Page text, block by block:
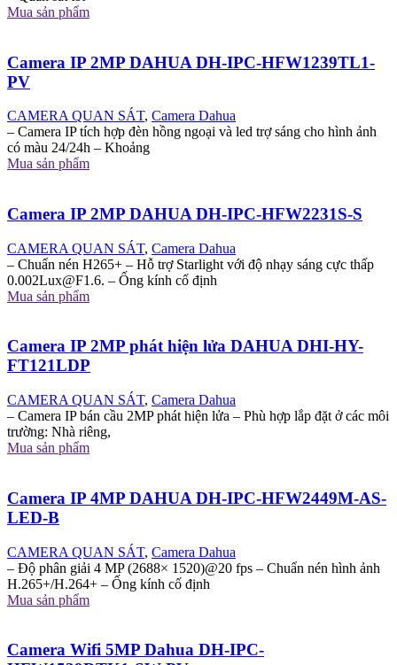
Mua sản phẩm
Camera IP 2MP DAHUA DH-IPC-HFW1239TL1-
PV
CAMERA QUAN SÁT, Camera Dahua
– Camera IP tích hợp đèn hồng ngoại và led trợ sáng cho hình ảnh
có màu 24/24h – Khoảng
Mua sản phẩm
Camera IP 2MP DAHUA DH-IPC-HFW2231S-S
CAMERA QUAN SÁT, Camera Dahua
– Chuẩn nén H265+ – Hỗ trợ Starlight với độ nhạy sáng cực thấp
0.002Lux@F1.6. – Ống kính cố định
Mua sản phẩm
Camera IP 2MP phát hiện lửa DAHUA DHI-HY-
FT121LDP
CAMERA QUAN SÁT, Camera Dahua
– Camera IP bán cầu 2MP phát hiện lửa – Phù hợp lắp đặt ở các môi
trường: Nhà riêng,
Mua sản phẩm
Camera IP 4MP DAHUA DH-IPC-HFW2449M-AS-
LED-B
CAMERA QUAN SÁT, Camera Dahua
– Độ phân giải 4 MP (2688× 1520)@20 fps – Chuẩn nén hình ảnh
H.265+/H.264+ – Ống kính cố định
Mua sản phẩm
Camera Wifi 5MP Dahua DH-IPC-